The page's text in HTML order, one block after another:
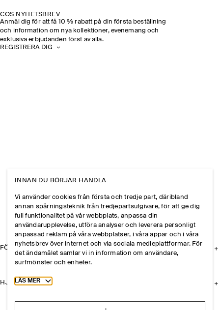
COS NYHETSBREV
Anmäl dig för att få 10 % rabatt på din första beställning
och information om nya kollektioner, evenemang och
exklusiva erbjudanden först av alla.
REGISTRERA DIG
FÖRETAGET
HJÄLP
INNAN DU BÖRJAR HANDLA
Vi använder cookies från första och tredje part, däribland
annan spårningsteknik från tredjepartsutgivare, för att ge dig
full funktionalitet på vår webbplats, anpassa din
användarupplevelse, utföra analyser och leverera personligt
anpassad reklam på våra webbplatser, i våra appar och i våra
nyhetsbrev över internet och via sociala medieplattformar. För
det ändamålet samlar vi in information om användare,
surfmönster och enheter.
Toggle more cookie information
LÄS MER